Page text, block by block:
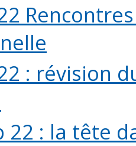
22 : révision
22 : la tête